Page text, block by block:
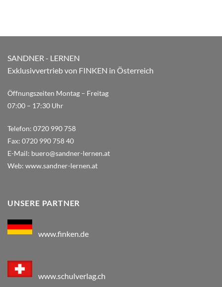
SANDNER - LERNEN
Exklusivvertrieb von FINKEN in Österreich
Öffnungszeiten Montag – Freitag
07:00 – 17:30 Uhr
Telefon: 0720 990 758
Fax: 0720 990 758 40
E-Mail: buero@sandner-lernen.at
Web: www.sandner-lernen.at
UNSERE PARTNER
www.finken.de
www.schulverlag.ch